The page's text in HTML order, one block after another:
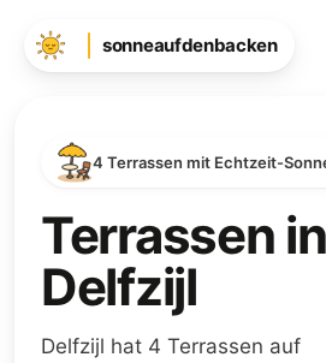
sonneaufdenbacken
4 Terrassen mit Echtzeit-
Terrassen in
Delfzijl
Delfzijl hat 4 Terrassen auf